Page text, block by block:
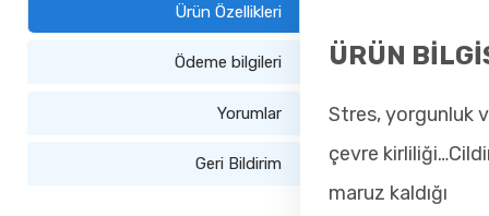
Ürün Özellikleri
Ödeme bilgileri
Yorumlar
Geri Bildirim
ÜRÜN
Stres, yorgunluk
çevre
maruz kaldığı